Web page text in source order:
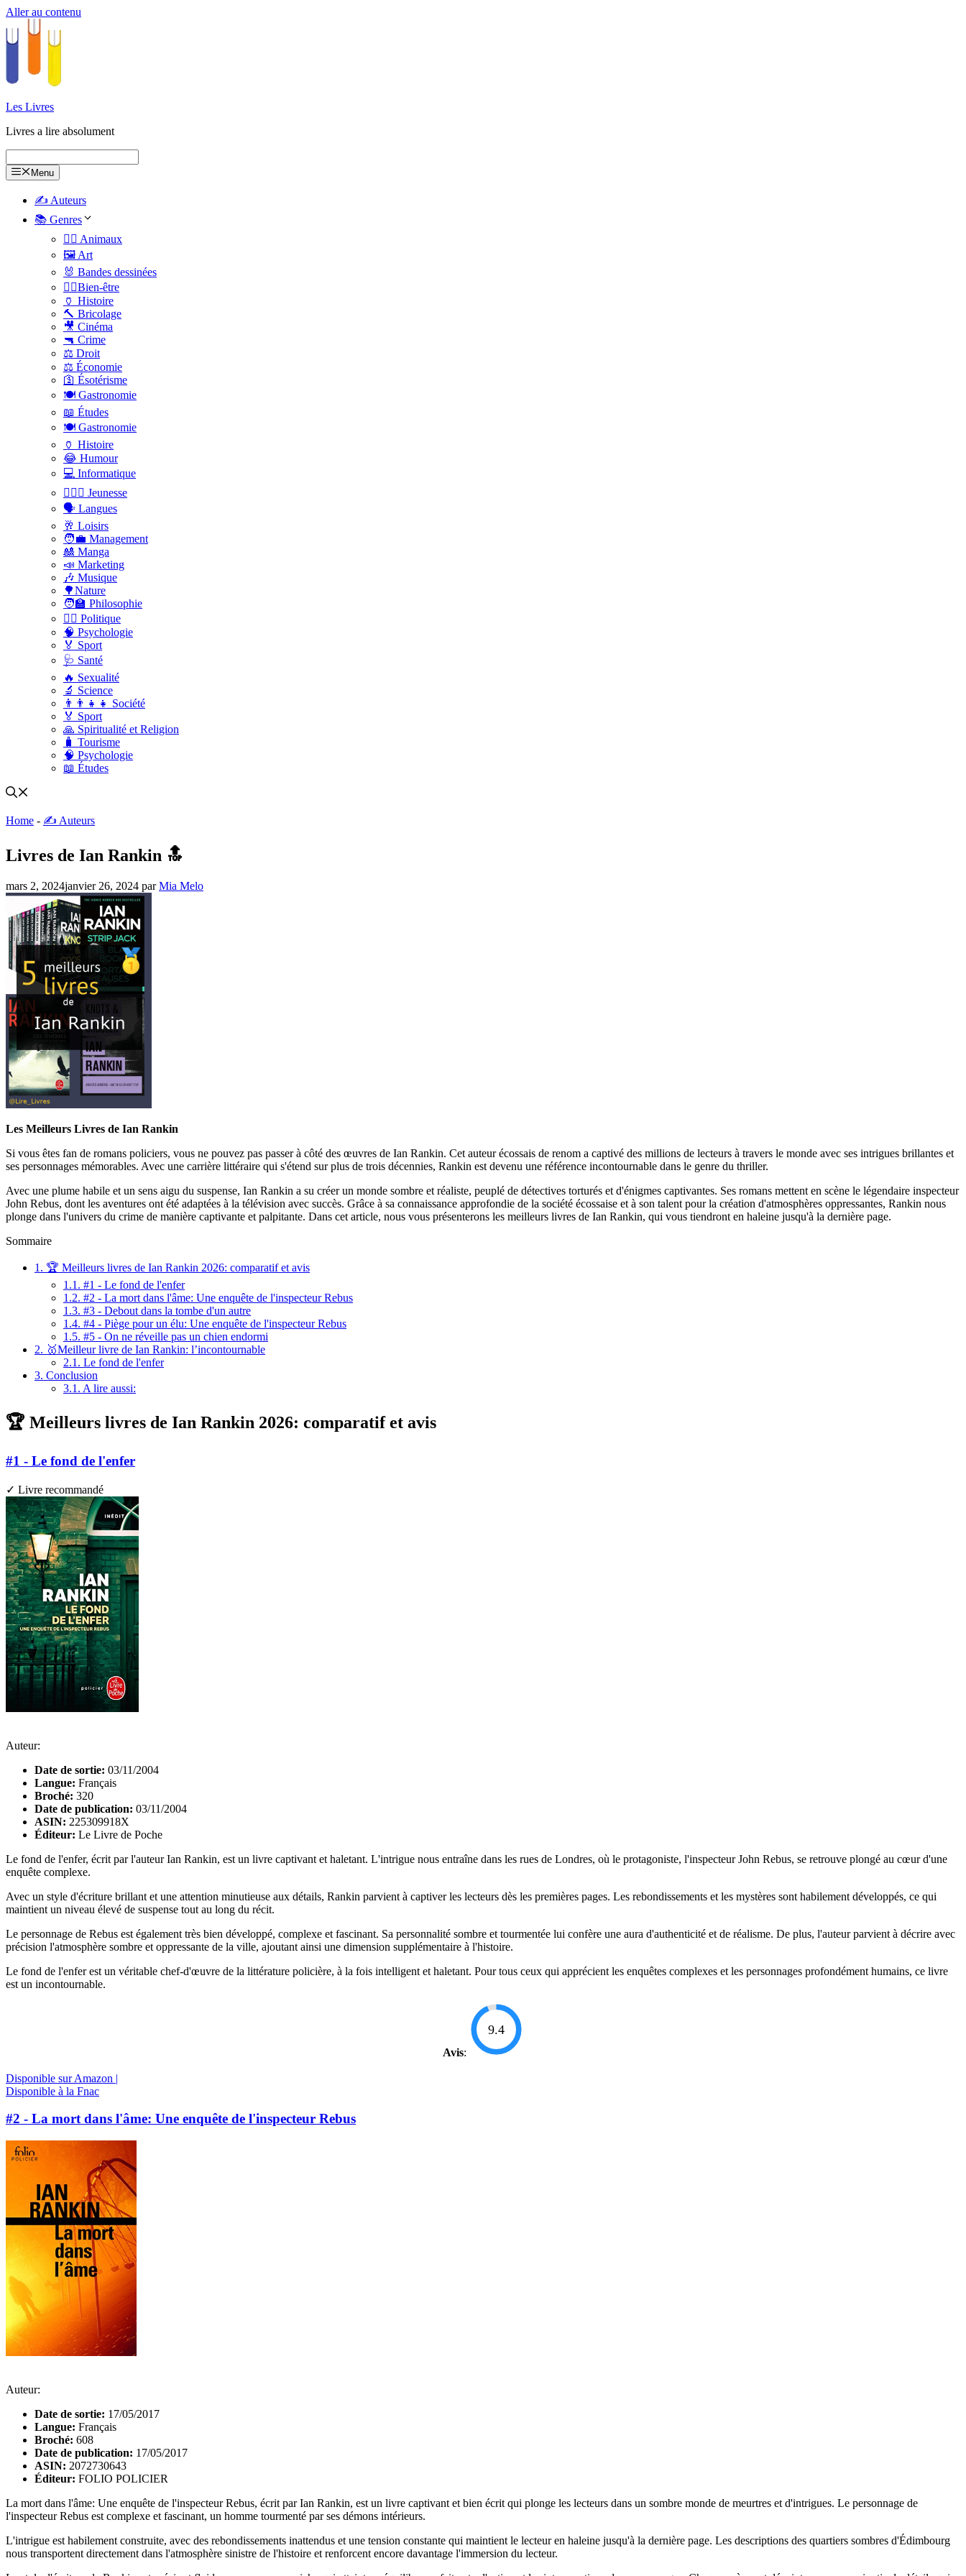
Aller au contenu
Les Livres
Livres a lire absolument
Menu
✍️ Auteurs
📚 Genres
🐕‍🦺 Animaux
🖼️ Art
🐰 Bandes dessinées
🧑‍⚕️Bien-être
🏺 Histoire
🔨 Bricolage
🎥 Cinéma
🔫 Crime
⚖️ Droit
⚖️ Économie
🛐 Ésotérisme
🍽️ Gastronomie
📖 Études
🍽️ Gastronomie
🏺 Histoire
😂 Humour
💻 Informatique
🤸🏽‍♀️ Jeunesse
🗣 Langues
🥂 Loisirs
🧑‍💼 Management
🎎 Manga
📣 Marketing
🎶 Musique
🌳Nature
🧑‍🏫 Philosophie
👨‍⚖️ Politique
🧠 Psychologie
🏅 Sport
🩺 Santé
🔥 Sexualité
🔬 Science
👨‍👨‍👧‍👧 Société
🏅 Sport
🙏 Spiritualité et Religion
🧳 Tourisme
🧠 Psychologie
📖 Études
Home - ✍️ Auteurs
Livres de Ian Rankin 🔝
mars 2, 2024janvier 26, 2024 parMia Melo
Les Meilleurs Livres de Ian Rankin
Si vous êtes fan de romans policiers, vous ne pouvez pas passer à côté des œuvres de Ian Rankin. Cet auteur écossais de renom a captivé des millions de lecteurs à travers le monde avec ses intrigues brillantes et
ses personnages mémorables. Avec une carrière littéraire qui s'étend sur plus de trois décennies, Rankin est devenu une référence incontournable dans le genre du thriller.
Avec une plume habile et un sens aigu du suspense, Ian Rankin a su créer un monde sombre et réaliste, peuplé de détectives torturés et d'énigmes captivantes. Ses romans mettent en scène le légendaire inspecteur
John Rebus, dont les aventures ont été adaptées à la télévision avec succès. Grâce à sa connaissance approfondie de la société écossaise et à son talent pour la création d'atmosphères oppressantes, Rankin nous
plonge dans l'univers du crime de manière captivante et palpitante. Dans cet article, nous vous présenterons les meilleurs livres de Ian Rankin, qui vous tiendront en haleine jusqu'à la dernière page.
Sommaire
1. 🏆 Meilleurs livres de Ian Rankin 2026: comparatif et avis
1.1. #1 - Le fond de l'enfer
1.2. #2 - La mort dans l'âme: Une enquête de l'inspecteur Rebus
1.3. #3 - Debout dans la tombe d'un autre
1.4. #4 - Piège pour un élu: Une enquête de l'inspecteur Rebus
1.5. #5 - On ne réveille pas un chien endormi
2. 🥇Meilleur livre de Ian Rankin: l’incontournable
2.1. Le fond de l'enfer
3. Conclusion
3.1. A lire aussi:
🏆 Meilleurs livres de Ian Rankin 2026: comparatif et avis
#1 - Le fond de l'enfer
✓ Livre recommandé
Auteur:
Date de sortie: 03/11/2004
Langue: Français
Broché: 320
Date de publication: 03/11/2004
ASIN: 225309918X
Éditeur: Le Livre de Poche
Le fond de l'enfer, écrit par l'auteur Ian Rankin, est un livre captivant et haletant. L'intrigue nous entraîne dans les rues de Londres, où le protagoniste, l'inspecteur John Rebus, se retrouve plongé au cœur d'une
enquête complexe.
Avec un style d'écriture brillant et une attention minutieuse aux détails, Rankin parvient à captiver les lecteurs dès les premières pages. Les rebondissements et les mystères sont habilement développés, ce qui
maintient un niveau élevé de suspense tout au long du récit.
Le personnage de Rebus est également très bien développé, complexe et fascinant. Sa personnalité sombre et tourmentée lui confère une aura d'authenticité et de réalisme. De plus, l'auteur parvient à décrire avec
précision l'atmosphère sombre et oppressante de la ville, ajoutant ainsi une dimension supplémentaire à l'histoire.
Le fond de l'enfer est un véritable chef-d'œuvre de la littérature policière, à la fois intelligent et haletant. Pour tous ceux qui apprécient les enquêtes complexes et les personnages profondément humains, ce livre
est un incontournable.
Avis:
9.4
Disponible sur Amazon |
Disponible à la Fnac
#2 - La mort dans l'âme: Une enquête de l'inspecteur Rebus
Auteur:
Date de sortie: 17/05/2017
Langue: Français
Broché: 608
Date de publication: 17/05/2017
ASIN: 2072730643
Éditeur: FOLIO POLICIER
La mort dans l'âme: Une enquête de l'inspecteur Rebus, écrit par Ian Rankin, est un livre captivant et bien écrit qui plonge les lecteurs dans un sombre monde de meurtres et d'intrigues. Le personnage de
l'inspecteur Rebus est complexe et fascinant, un homme tourmenté par ses démons intérieurs.
L'intrigue est habilement construite, avec des rebondissements inattendus et une tension constante qui maintient le lecteur en haleine jusqu'à la dernière page. Les descriptions des quartiers sombres d'Édimbourg
nous transportent directement dans l'atmosphère sinistre de l'histoire et renforcent encore davantage l'immersion du lecteur.